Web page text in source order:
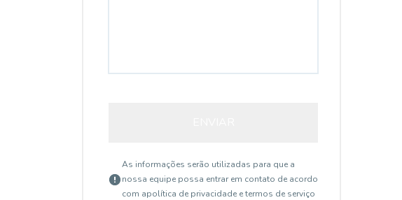
As informações serão utilizadas para que a
nossa equipe possa entrar em contato de acordo
com apolítica de privacidade e termos de serviço